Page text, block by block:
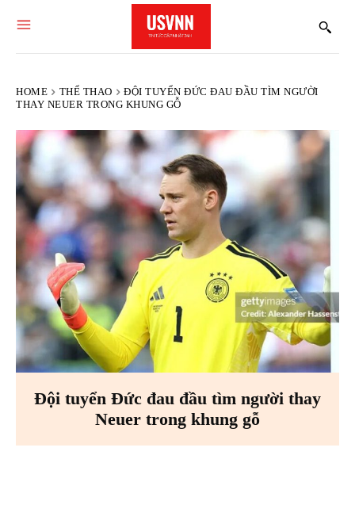
HOME THỂ THAO
ĐỘI TUYỂN ĐỨC ĐAU ĐẦU TÌM NGƯỜI
THAY NEUER TRONG KHUNG GỖ
Đội tuyển Đức đau đầu tìm người thay
Neuer trong khung gỗ